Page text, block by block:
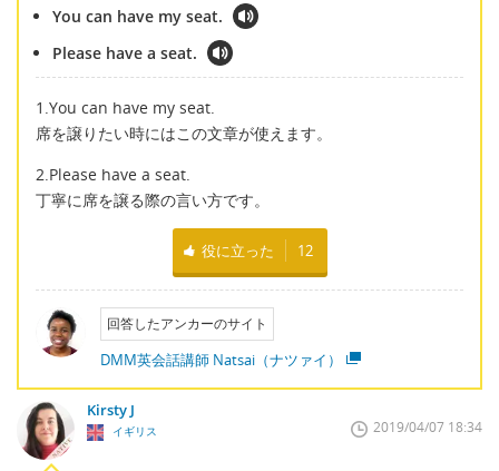
You can have my seat.
Please have a seat.
1.You can have my seat.
席を譲りたい時にはこの文章が使えます。
2.Please have a seat.
丁寧に席を譲る際の言い方です。
役に立った 12
回答したアンカーのサイト
DMM英会話講師 Natsai（ナツァイ）
Kirsty J
イギリス 2019/04/07 18:34